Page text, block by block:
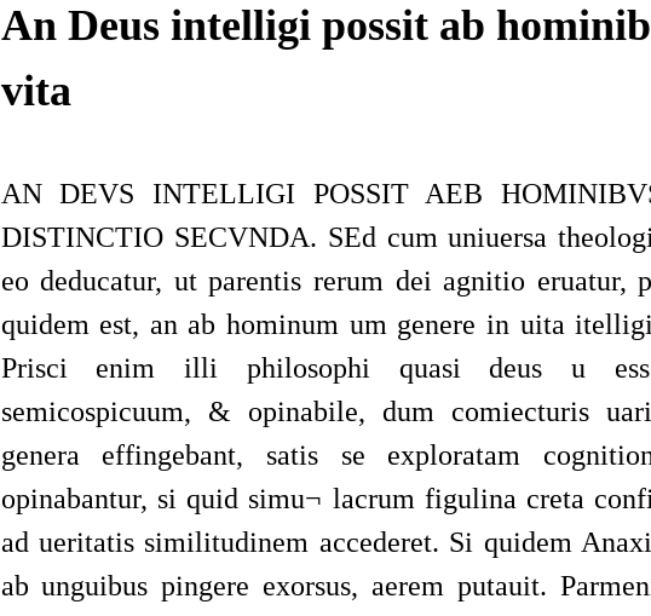
An Deus intelligi possit ab
vita
AN DEVS INTELLIGI POSSIT AEB
DISTINCTIO SECVNDA. SEd cum uniuersa
eo deducatur, ut parentis rerum dei agnitio eruatur,
quidem est, an ab hominum um genere in uita
Prisci enim illi philosophi quasi deus u
semicospicuum, & opinabile, dum comiecturis
genera effingebant, satis se exploratam
opinabantur, si quid simu¬ lacrum figulina creta
ad ueritatis similitudinem accederet. Si quidem
ab unguibus pingere exorsus, aerem putauit.